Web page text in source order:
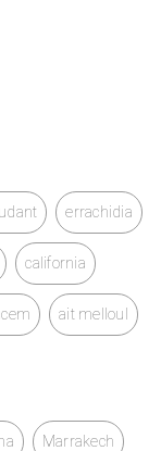
errachidia
california
ait melloul
Marrakech